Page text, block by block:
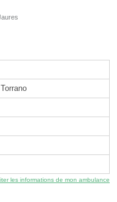
les informations de mon ambulance